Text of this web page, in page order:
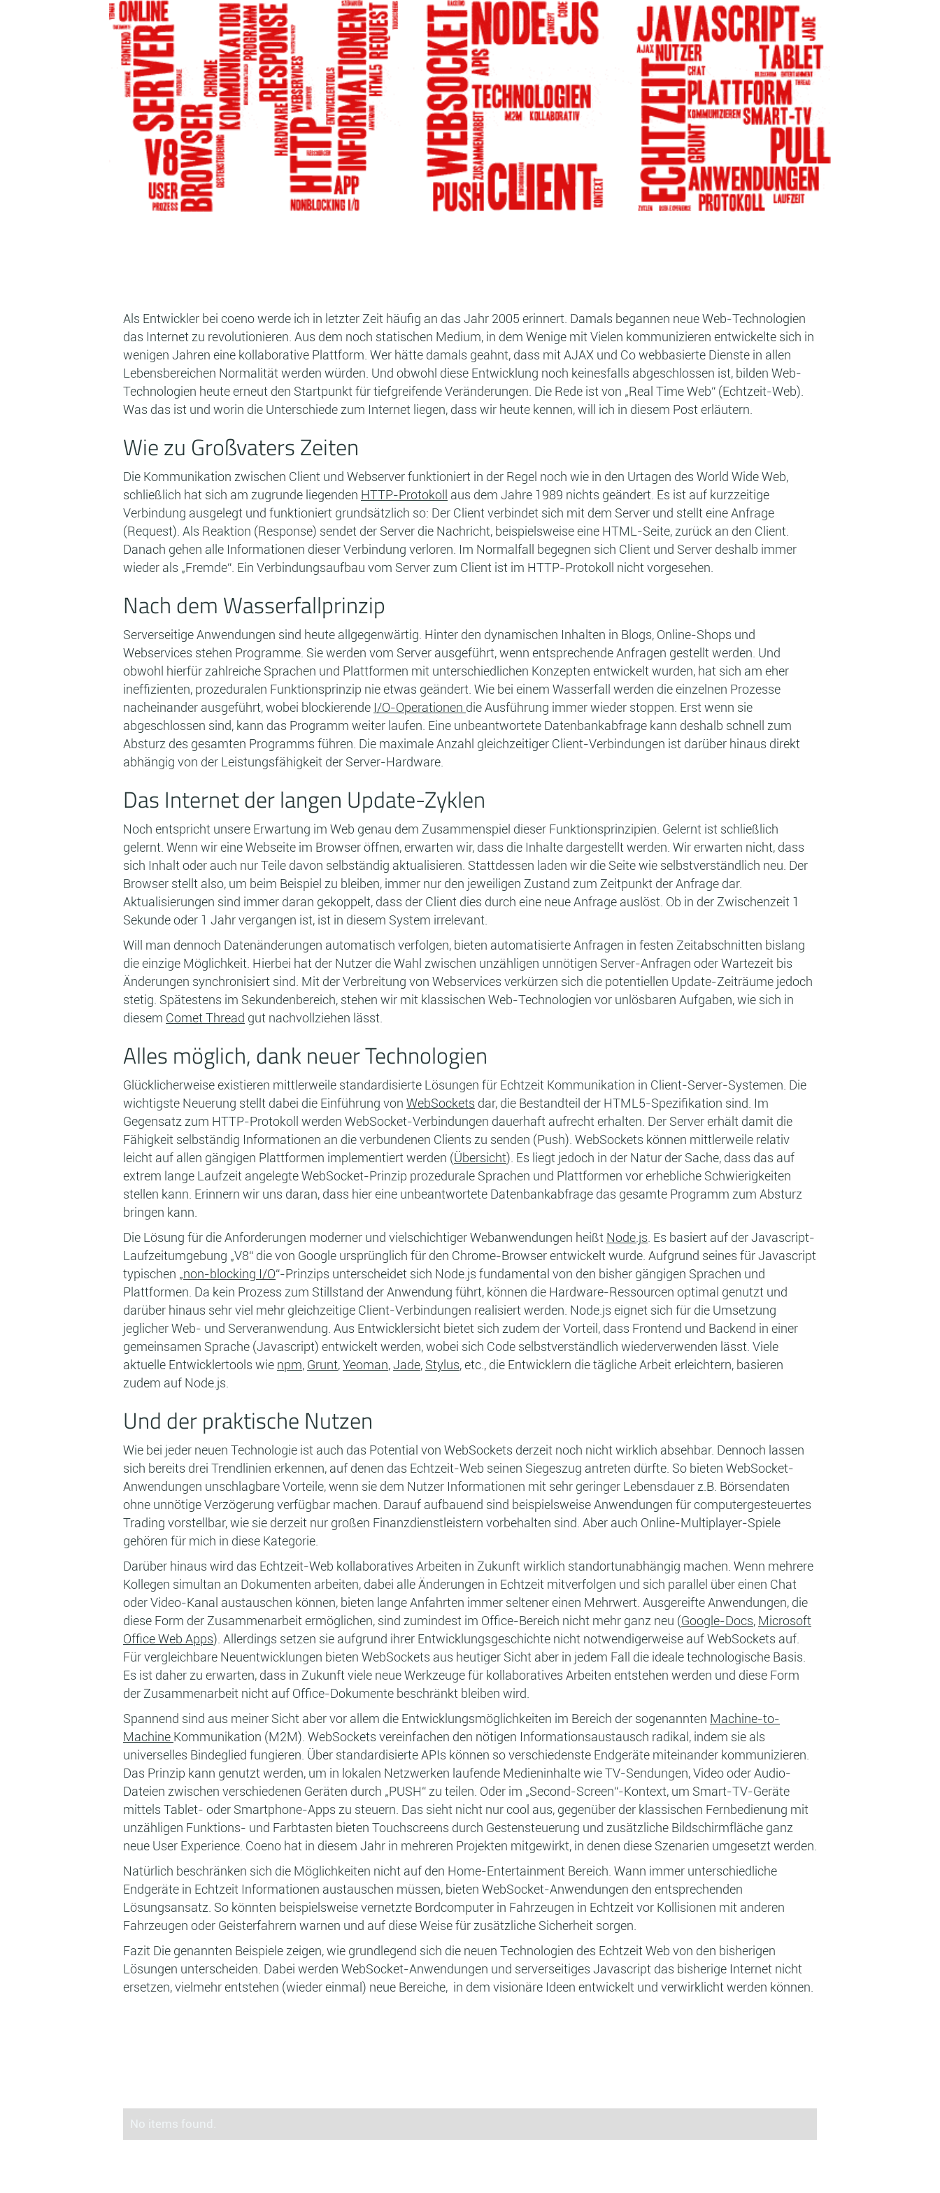
Als Entwickler bei coeno werde ich in letzter Zeit häufig an das Jahr 2005 erinnert. Damals begannen neue Web-Technologien
das Internet zu revolutionieren. Aus dem noch statischen Medium, in dem Wenige mit Vielen kommunizieren entwickelte sich in
wenigen Jahren eine kollaborative Plattform. Wer hätte damals geahnt, dass mit AJAX und Co webbasierte Dienste in allen
Lebensbereichen Normalität werden würden. Und obwohl diese Entwicklung noch keinesfalls abgeschlossen ist, bilden Web-
Technologien heute erneut den Startpunkt für tiefgreifende Veränderungen. Die Rede ist von „Real Time Web“ (Echtzeit-Web).
Was das ist und worin die Unterschiede zum Internet liegen, dass wir heute kennen, will ich in diesem Post erläutern.
Wie zu Großvaters Zeiten
Die Kommunikation zwischen Client und Webserver funktioniert in der Regel noch wie in den Urtagen des World Wide Web,
schließlich hat sich am zugrunde liegenden HTTP-Protokoll aus dem Jahre 1989 nichts geändert. Es ist auf kurzzeitige
Verbindung ausgelegt und funktioniert grundsätzlich so: Der Client verbindet sich mit dem Server und stellt eine Anfrage
(Request). Als Reaktion (Response) sendet der Server die Nachricht, beispielsweise eine HTML-Seite, zurück an den Client.
Danach gehen alle Informationen dieser Verbindung verloren. Im Normalfall begegnen sich Client und Server deshalb immer
wieder als „Fremde“. Ein Verbindungsaufbau vom Server zum Client ist im HTTP-Protokoll nicht vorgesehen.
Nach dem Wasserfallprinzip
Serverseitige Anwendungen sind heute allgegenwärtig. Hinter den dynamischen Inhalten in Blogs, Online-Shops und
Webservices stehen Programme. Sie werden vom Server ausgeführt, wenn entsprechende Anfragen gestellt werden. Und
obwohl hierfür zahlreiche Sprachen und Plattformen mit unterschiedlichen Konzepten entwickelt wurden, hat sich am eher
ineffizienten, prozeduralen Funktionsprinzip nie etwas geändert. Wie bei einem Wasserfall werden die einzelnen Prozesse
nacheinander ausgeführt, wobei blockierende I/O-Operationen die Ausführung immer wieder stoppen. Erst wenn sie
abgeschlossen sind, kann das Programm weiter laufen. Eine unbeantwortete Datenbankabfrage kann deshalb schnell zum
Absturz des gesamten Programms führen. Die maximale Anzahl gleichzeitiger Client-Verbindungen ist darüber hinaus direkt
abhängig von der Leistungsfähigkeit der Server-Hardware.
Das Internet der langen Update-Zyklen
Noch entspricht unsere Erwartung im Web genau dem Zusammenspiel dieser Funktionsprinzipien. Gelernt ist schließlich
gelernt. Wenn wir eine Webseite im Browser öffnen, erwarten wir, dass die Inhalte dargestellt werden. Wir erwarten nicht, dass
sich Inhalt oder auch nur Teile davon selbständig aktualisieren. Stattdessen laden wir die Seite wie selbstverständlich neu. Der
Browser stellt also, um beim Beispiel zu bleiben, immer nur den jeweiligen Zustand zum Zeitpunkt der Anfrage dar.
Aktualisierungen sind immer daran gekoppelt, dass der Client dies durch eine neue Anfrage auslöst. Ob in der Zwischenzeit 1
Sekunde oder 1 Jahr vergangen ist, ist in diesem System irrelevant.
Will man dennoch Datenänderungen automatisch verfolgen, bieten automatisierte Anfragen in festen Zeitabschnitten bislang
die einzige Möglichkeit. Hierbei hat der Nutzer die Wahl zwischen unzähligen unnötigen Server-Anfragen oder Wartezeit bis
Änderungen synchronisiert sind. Mit der Verbreitung von Webservices verkürzen sich die potentiellen Update-Zeiträume jedoch
stetig. Spätestens im Sekundenbereich, stehen wir mit klassischen Web-Technologien vor unlösbaren Aufgaben, wie sich in
diesem Comet Thread gut nachvollziehen lässt.
Alles möglich, dank neuer Technologien
Glücklicherweise existieren mittlerweile standardisierte Lösungen für Echtzeit Kommunikation in Client-Server-Systemen. Die
wichtigste Neuerung stellt dabei die Einführung von WebSockets dar, die Bestandteil der HTML5-Spezifikation sind. Im
Gegensatz zum HTTP-Protokoll werden WebSocket-Verbindungen dauerhaft aufrecht erhalten. Der Server erhält damit die
Fähigkeit selbständig Informationen an die verbundenen Clients zu senden (Push). WebSockets können mittlerweile relativ
leicht auf allen gängigen Plattformen implementiert werden (Übersicht). Es liegt jedoch in der Natur der Sache, dass das auf
extrem lange Laufzeit angelegte WebSocket-Prinzip prozedurale Sprachen und Plattformen vor erhebliche Schwierigkeiten
stellen kann. Erinnern wir uns daran, dass hier eine unbeantwortete Datenbankabfrage das gesamte Programm zum Absturz
bringen kann.
Die Lösung für die Anforderungen moderner und vielschichtiger Webanwendungen heißt Node.js . Es basiert auf der Javascript-
Laufzeitumgebung „V8“ die von Google ursprünglich für den Chrome-Browser entwickelt wurde. Aufgrund seines für Javascript
typischen „non-blocking I/O“-Prinzips unterscheidet sich Node.js fundamental von den bisher gängigen Sprachen und
Plattformen. Da kein Prozess zum Stillstand der Anwendung führt, können die Hardware-Ressourcen optimal genutzt und
darüber hinaus sehr viel mehr gleichzeitige Client-Verbindungen realisiert werden. Node.js eignet sich für die Umsetzung
jeglicher Web- und Serveranwendung. Aus Entwicklersicht bietet sich zudem der Vorteil, dass Frontend und Backend in einer
gemeinsamen Sprache (Javascript) entwickelt werden, wobei sich Code selbstverständlich wiederverwenden lässt. Viele
aktuelle Entwicklertools wie npm, Grunt,Yeoman,Jade, Stylus, etc., die Entwicklern die tägliche Arbeit erleichtern, basieren
zudem auf Node.js.
Und der praktische Nutzen
Wie bei jeder neuen Technologie ist auch das Potential von WebSockets derzeit noch nicht wirklich absehbar. Dennoch lassen
sich bereits drei Trendlinien erkennen, auf denen das Echtzeit-Web seinen Siegeszug antreten dürfte. So bieten WebSocket-
Anwendungen unschlagbare Vorteile, wenn sie dem Nutzer Informationen mit sehr geringer Lebensdauer z.B. Börsendaten
ohne unnötige Verzögerung verfügbar machen. Darauf aufbauend sind beispielsweise Anwendungen für computergesteuertes
Trading vorstellbar, wie sie derzeit nur großen Finanzdienstleistern vorbehalten sind. Aber auch Online-Multiplayer-Spiele
gehören für mich in diese Kategorie.
Darüber hinaus wird das Echtzeit-Web kollaboratives Arbeiten in Zukunft wirklich standortunabhängig machen. Wenn mehrere
Kollegen simultan an Dokumenten arbeiten, dabei alle Änderungen in Echtzeit mitverfolgen und sich parallel über einen Chat
oder Video-Kanal austauschen können, bieten lange Anfahrten immer seltener einen Mehrwert. Ausgereifte Anwendungen, die
diese Form der Zusammenarbeit ermöglichen, sind zumindest im Office-Bereich nicht mehr ganz neu (Google-Docs, Microsoft
Office Web Apps). Allerdings setzen sie aufgrund ihrer Entwicklungsgeschichte nicht notwendigerweise auf WebSockets auf.
Für vergleichbare Neuentwicklungen bieten WebSockets aus heutiger Sicht aber in jedem Fall die ideale technologische Basis.
Es ist daher zu erwarten, dass in Zukunft viele neue Werkzeuge für kollaboratives Arbeiten entstehen werden und diese Form
der Zusammenarbeit nicht auf Office-Dokumente beschränkt bleiben wird.
Spannend sind aus meiner Sicht aber vor allem die Entwicklungsmöglichkeiten im Bereich der sogenannten Machine-to-
Machine Kommunikation (M2M). WebSockets vereinfachen den nötigen Informationsaustausch radikal, indem sie als
universelles Bindeglied fungieren. Über standardisierte APIs können so verschiedenste Endgeräte miteinander kommunizieren.
Das Prinzip kann genutzt werden, um in lokalen Netzwerken laufende Medieninhalte wie TV-Sendungen, Video oder Audio-
Dateien zwischen verschiedenen Geräten durch „PUSH“ zu teilen. Oder im „Second-Screen“-Kontext, um Smart-TV-Geräte
mittels Tablet- oder Smartphone-Apps zu steuern. Das sieht nicht nur cool aus, gegenüber der klassischen Fernbedienung mit
unzähligen Funktions- und Farbtasten bieten Touchscreens durch Gestensteuerung und zusätzliche Bildschirmfläche ganz
neue User Experience. Coeno hat in diesem Jahr in mehreren Projekten mitgewirkt, in denen diese Szenarien umgesetzt werden.
Natürlich beschränken sich die Möglichkeiten nicht auf den Home-Entertainment Bereich. Wann immer unterschiedliche
Endgeräte in Echtzeit Informationen austauschen müssen, bieten WebSocket-Anwendungen den entsprechenden
Lösungsansatz. So könnten beispielsweise vernetzte Bordcomputer in Fahrzeugen in Echtzeit vor Kollisionen mit anderen
Fahrzeugen oder Geisterfahrern warnen und auf diese Weise für zusätzliche Sicherheit sorgen.
Fazit Die genannten Beispiele zeigen, wie grundlegend sich die neuen Technologien des Echtzeit Web von den bisherigen
Lösungen unterscheiden. Dabei werden WebSocket-Anwendungen und serverseitiges Javascript das bisherige Internet nicht
ersetzen, vielmehr entstehen (wieder einmal) neue Bereiche, in dem visionäre Ideen entwickelt und verwirklicht werden können.
No items found.